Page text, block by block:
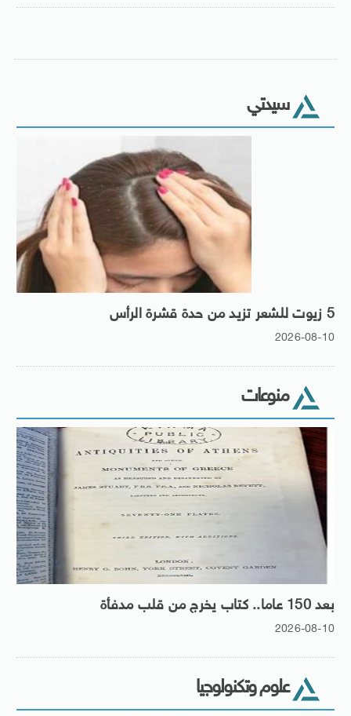
سيدتي
5 زيوت للشعر تزيد من حدة قشرة الرأس
2026-08-10
منوعات
بعد 150 عاما.. كتاب يخرج من قلب مدفأة
2026-08-10
علوم وتكنولوجيا